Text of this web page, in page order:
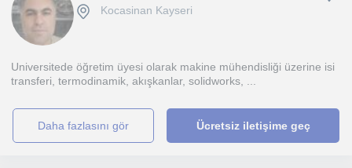
Kocasinan Kayseri
Universitede öğretim üyesi olarak makine mühendisliği üzerine isi
transferi, termodinamik, akışkanlar, solidworks, ...
daha fazlasını gör Ücretsiz iletişime geç